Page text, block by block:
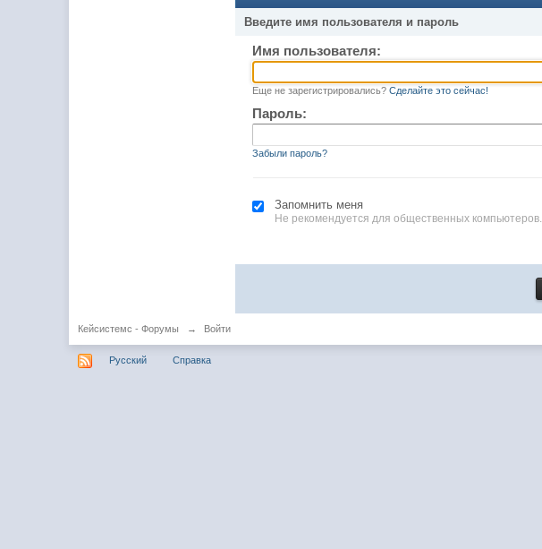
Введите имя пользователя и пароль
Имя пользователя:
Еще не зарегистрировались? Сделайте это сейчас!
Пароль:
Забыли пароль?
Запомнить меня
Не рекомендуется для общественных компьютеров.
Кейсистемс - Форумы → Войти
Русский Справка